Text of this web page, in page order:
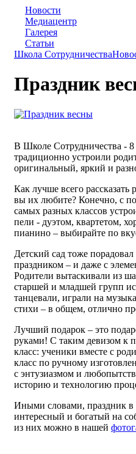
Новости
Медиацентр
Галерея
Статьи
Школа Сотрудничества
Праздник
В Школе Сотрудничества -
традиционно устроили
оригинальный, яркий и
Как лучше всего рассказать
вы их любите? Конечно, с
самых разных классов
пели - дуэтом, квартетом,
пианино – выбирайте по
Детский сад тоже
праздником – и даже с
Родители вытаскивали из
старшей и младшей групп
танцевали, играли на
стихи – в общем, отлично
Лучший подарок – это
руками! С таким девизом к
класс: ученики вместе с
класс по ручному
с энтузиазмом и
историю и технологию
Иными словами, праздник в
интересный и богатый на
из них можно в нашей